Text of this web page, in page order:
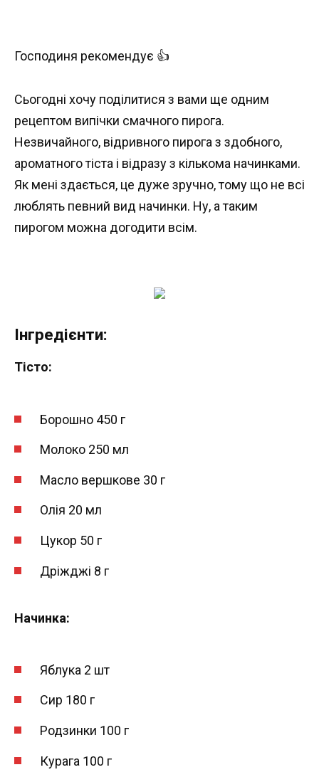
Господиня рекомендує 👍
Сьогодні хочу поділитися з вами ще одним
рецептом випічки смачного пирога.
Незвичайного, відривного пирога з здобного,
ароматного тіста і відразу з кількома начинками.
Як мені здається, це дуже зручно, тому що не всі
люблять певний вид начинки. Ну, а таким
пирогом можна догодити всім.
Інгредієнти:
Тісто:
Борошно 450 г
Молоко 250 мл
Масло вершкове 30 г
Олія 20 мл
Цукор 50 г
Дріжджі 8 г
Начинка:
Яблука 2 шт
Сир 180 г
Родзинки 100 г
Курага 100 г